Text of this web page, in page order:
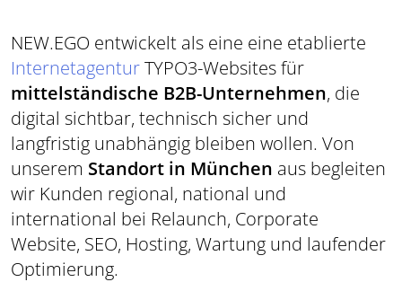
NEW.EGO entwickelt als eine eine etablierte
InternetagenturTYPO3-Websites für
mittelständische B2B-Unternehmen, die
digital sichtbar, technisch sicher und
langfristig unabhängig bleiben wollen. Von
unserem Standort in München aus begleiten
wir Kunden regional, national und
international bei Relaunch, Corporate
Website, SEO, Hosting, Wartung und laufender
Optimierung.